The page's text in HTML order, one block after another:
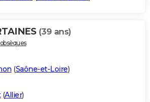
(39 ans)
(Saône-et-Loire)
(Allier)